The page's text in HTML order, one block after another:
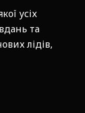
усіх
та
лідів,